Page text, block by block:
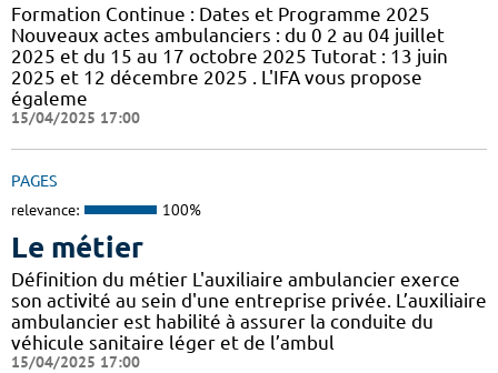
Formation Continue : Dates et Programme 2025
Nouveaux actes ambulanciers : du 0 2 au 04 juillet
2025 et du 15 au 17 octobre 2025 Tutorat : 13 juin
2025 et 12 décembre 2025 . L'IFA vous propose
égaleme
15/04/2025 17:00
PAGES
relevance: 100%
Le métier
Définition du métier L'auxiliaire ambulancier exerce
son activité au sein d'une entreprise privée. L’auxiliaire
ambulancier est habilité à assurer la conduite du
véhicule sanitaire léger et de l’ambul
15/04/2025 17:00